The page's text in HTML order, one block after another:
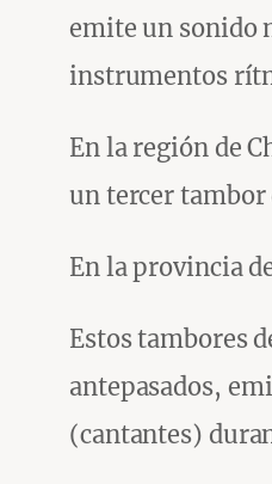
emite un sonido
instrumentos
En la región de
un tercer tambor
En la provincia
Estos tambores
antepasados,
(cantantes)